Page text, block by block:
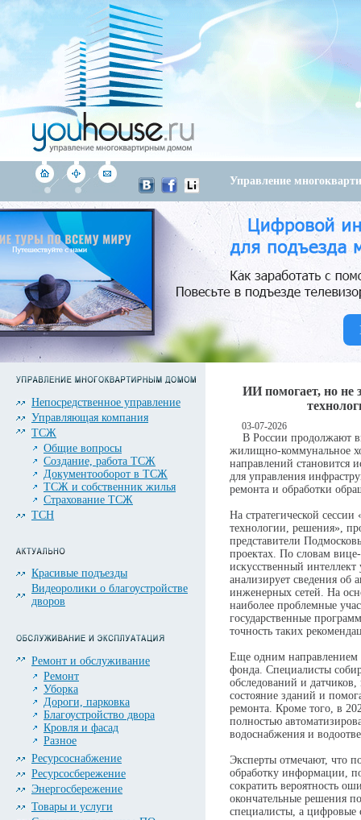
Управление
Непосредственное управление
Управляющая компания
ТСЖ
Общие вопросы
Создание, работа ТСЖ
Документооборот в ТСЖ
ТСЖ и собственник жилья
Страхование ТСЖ
ТСН
Красивые подъезды
Видеоролики о благоустройстве
дворов
Ремонт и обслуживание
Ремонт
Уборка
Дороги, парковка
Благоустройство двора
Кровля и фасад
Разное
Ресурсоснабжение
Ресурсосбережение
Энергосбережение
Товары и услуги
ИИ помогает, но не
03-07-2026
В России продолжают
жилищно-коммунальное
направлений становится
для управления
ремонта и обработки
На стратегической
технологии, решения»,
представители
проектах. По словам
искусственный интеллект
анализирует сведения об
инженерных сетей. На
наиболее проблемные
государственные
точность таких
Еще одним направлением
фонда. Специалисты
обследований и
состояние зданий и
ремонта. Кроме того, в
полностью
водоснабжения и
Эксперты отмечают, что
обработку информации,
сократить вероятность
окончательные решения
специалисты, а цифровые